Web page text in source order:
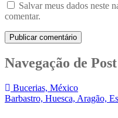
Salvar meus dados neste
comentar.
Navegação de Post
Bucerias, México
Barbastro, Huesca, Aragão,